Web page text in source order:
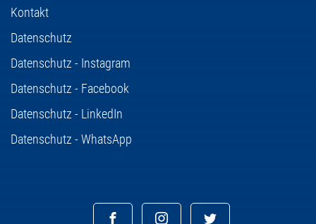
Kontakt
Datenschutz
Datenschutz - Instagram
Datenschutz - Facebook
Datenschutz - LinkedIn
Datenschutz - WhatsApp